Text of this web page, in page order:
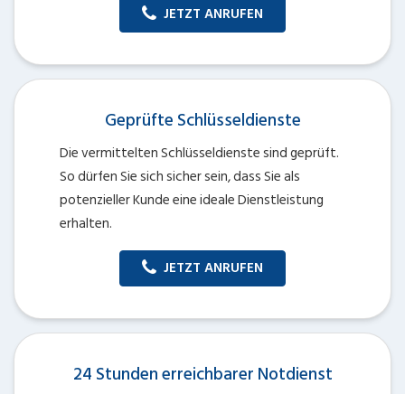
JETZT ANRUFEN
Geprüfte Schlüsseldienste
Die vermittelten Schlüsseldienste sind geprüft.
So dürfen Sie sich sicher sein, dass Sie als
potenzieller Kunde eine ideale Dienstleistung
erhalten.
JETZT ANRUFEN
24 Stunden erreichbarer Notdienst